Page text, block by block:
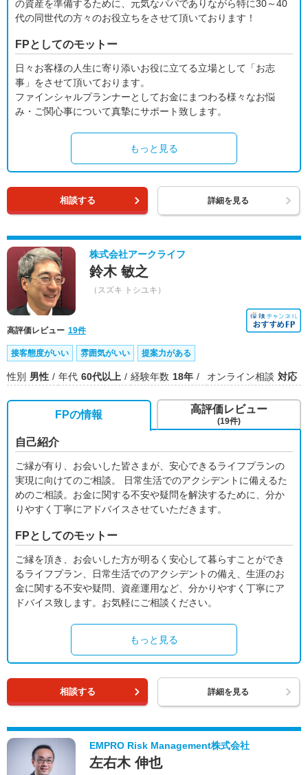
の資産を準備するために、元気なパパでありながら特に30～40
代の同世代の方々のお役立ちをさせて頂いております！
FPとしてのモットー
日々お客様の人生に寄り添いお役に立てる立場として「お志
事」をさせて頂いております。
ファインシャルプランナーとしてお金にまつわる様々なお悩
み・ご関心事について真摯にサポート致します。
もっと見る
相談する 詳細を見る
株式会社アークライフ
鈴木 敏之
（スズキ トシユキ）
高評価レビュー 19件
接客態度がいい 雰囲気がいい 提案力がある
性別 男性 年代 60代以上 経験年数 18年 オンライン相談 対応
FPの情報
自己紹介
ご縁が有り、お会いした皆さまが、安心できるライフプランの
実現に向けてのご相談。 日常生活でのアクシデントに備えるた
めのご相談。お金に関する不安や疑問を解決するために、分か
りやすく丁寧にアドバイスさせていただきます。
FPとしてのモットー
ご縁を頂き、お会いした方が明るく安心して暮らすことができ
るライフプラン、日常生活でのアクシデントの備え、生涯のお
金に関する不安や疑問、資産運用など、分かりやすく丁寧にア
ドバイス致します。お気軽にご相談ください。
もっと見る
高評価レビュー
(19件)
相談する 詳細を見る
EMPRO Risk Management株式会社
左右木 伸也